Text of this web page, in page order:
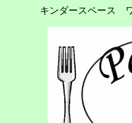
キンダースペース